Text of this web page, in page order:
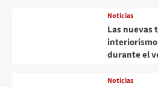
Noticias
Las nuevas
durante el
Noticias